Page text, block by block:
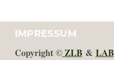
IMPRESSUM
Copyright ©ZLB & LAB